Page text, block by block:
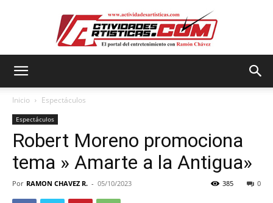
Inicio Espectáculos
Espectáculos
Robert Moreno promociona
tema » Amarte a la Antigua»
Por RAMON CHAVEZ R. - 05/10/2023 0
385